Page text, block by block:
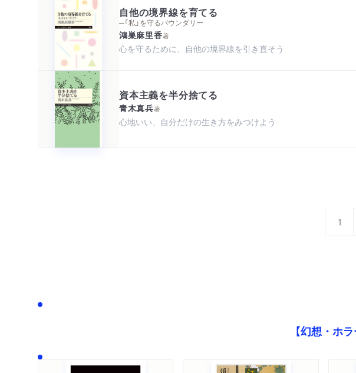
自他の境界線を育てる
─「私」を守るバウンダリー
鴻巣麻里香著
心を守るために、自他の境界線を引き直そう
資本主義を半分捨てる
青木真兵著
心地いい、自分だけの生き方をみつけよう
1
【幻想・ホ